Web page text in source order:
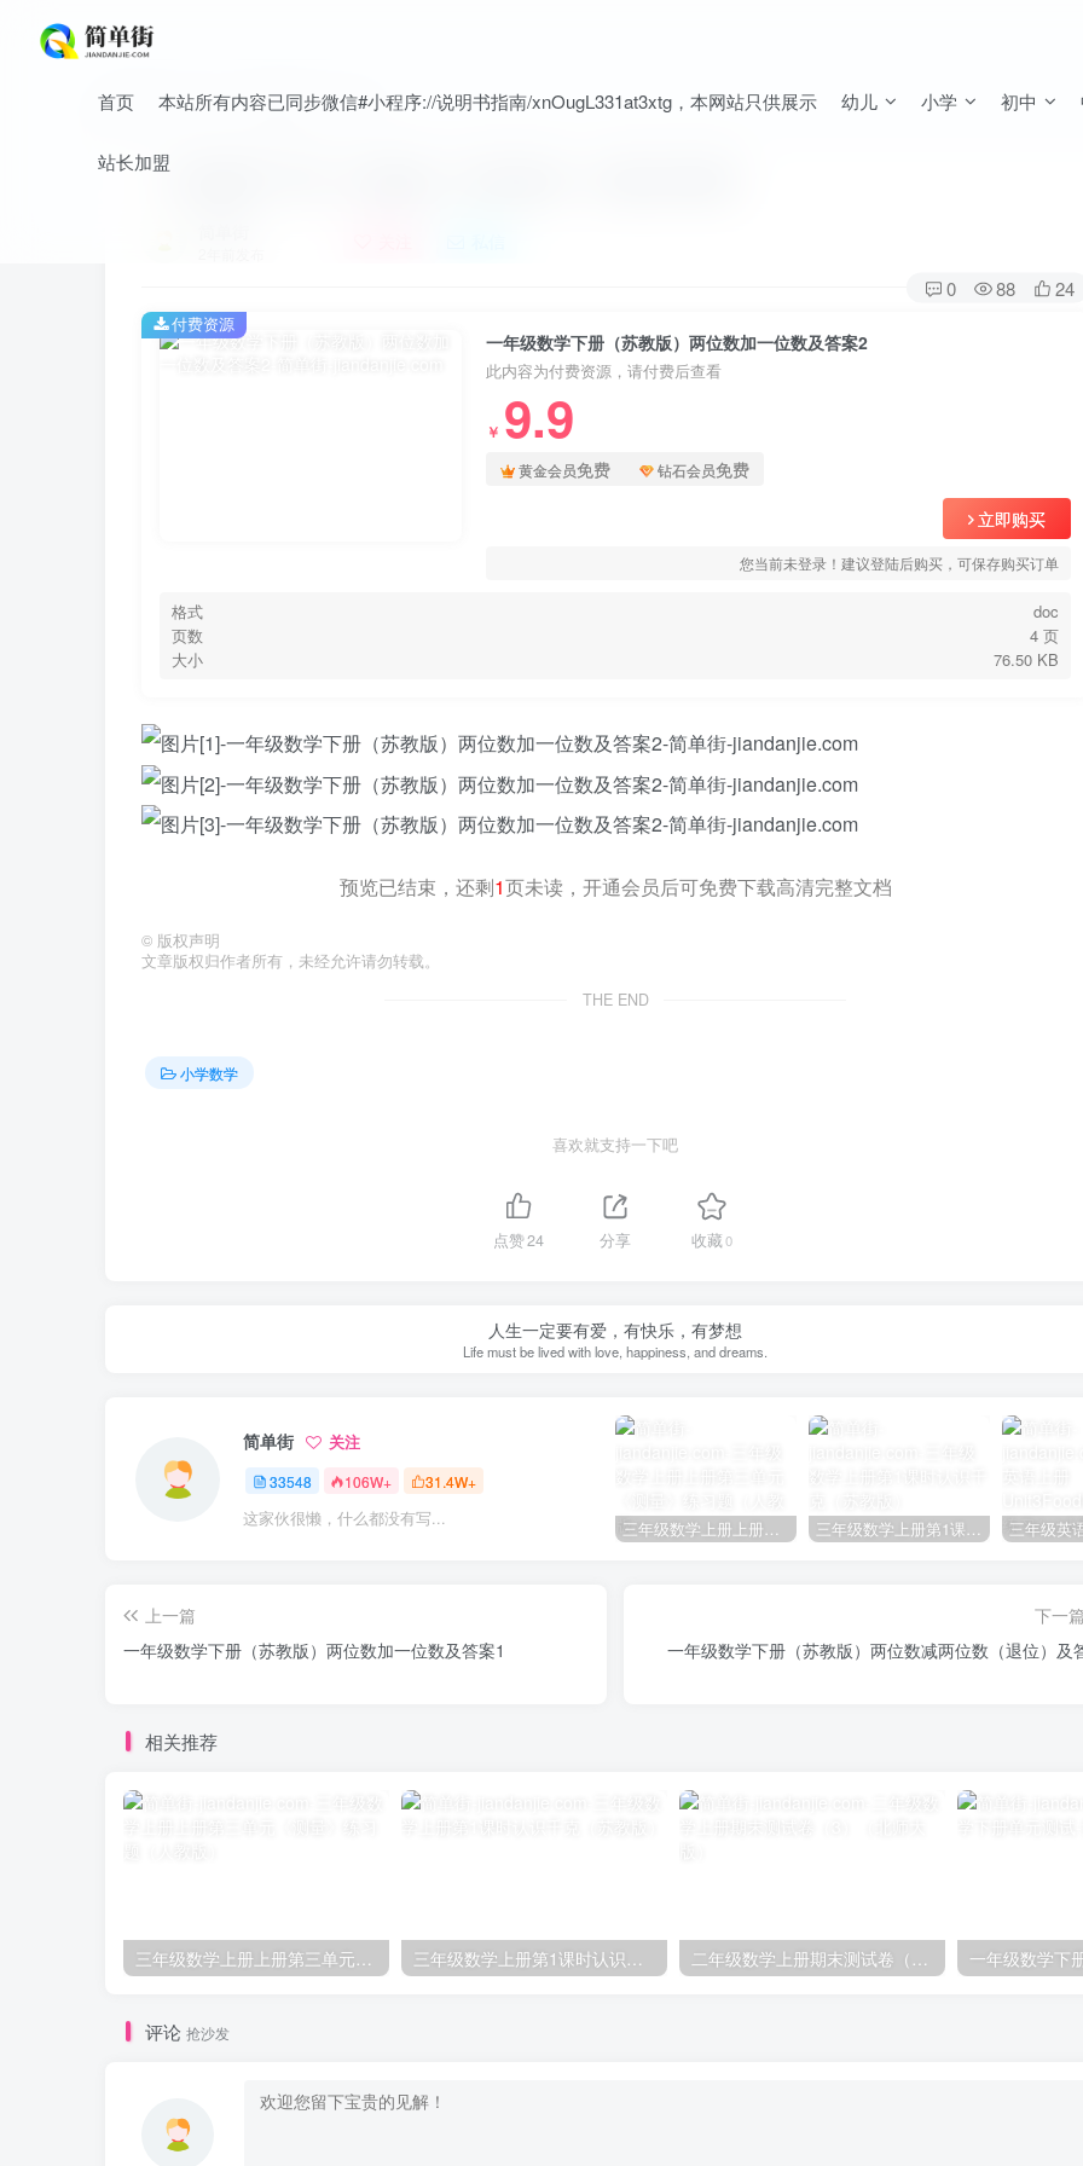
首页 本站所有内容已同步微信#小程序://说明书指南/xnOugL331at3xtg，本网站只供展示 幼儿 小学 初中
站长加盟
首页 小学 小学数学 正文
一年级数学下册（苏教版）两位数加一位数及答案2
0 88 24
一年级数学下册（苏教版）两位数加一位数及答案2
此内容为付费资源，请付费后查看
￥ 9.9
黄金会员免费 钻石会员免费
立即购买
您当前未登录！建议登陆后购买，可保存购买订单
格式
doc
页数
4 页
大小
76.50 KB
付费资源
预览已结束，还剩1页未读，开通会员后可免费下载高清完整文档
© 版权声明
文章版权归作者所有，未经允许请勿转载。
THE END
小学数学
喜欢就支持一下吧
点赞24 分享 收藏0
人生一定要有爱，有快乐，有梦想
Life must be lived with love, happiness, and dreams.
简单街 关注
33548 106W+ 31.4W+
这家伙很懒，什么都没有写... 三年级数学上册上册第三单元《测量》练习题（人教版） 三年级数学上册第1课时认识千克（苏教版）
上一篇
一年级数学下册（苏教版）两位数加一位数及答案1
下一篇
一年级数学下册（苏教版）两位数减两位数（退位）及
相关推荐
三年级数学上册上册第三单元《测量》练习题（人教版） 三年级数学上册第1课时认识千克（苏教版） 二年级数学上册期末测试卷（3）（北师大版）
评论 抢沙发